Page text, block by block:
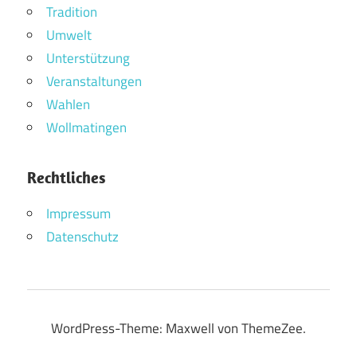
Tradition
Umwelt
Unterstützung
Veranstaltungen
Wahlen
Wollmatingen
Rechtliches
Impressum
Datenschutz
WordPress-Theme: Maxwell von ThemeZee.